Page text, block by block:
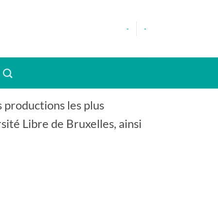
- -
les plus
Libre de Bruxelles, ainsi